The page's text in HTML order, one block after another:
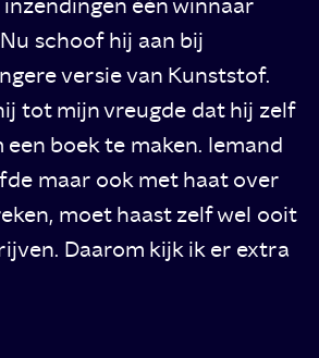
één winnaar
schoof hij aan bij
versie van Kunststof.
tot mijn vreugde dat hij zelf
een boek te maken. Iemand
maar ook met haat over
moet haast zelf wel ooit
Daarom kijk ik er extra